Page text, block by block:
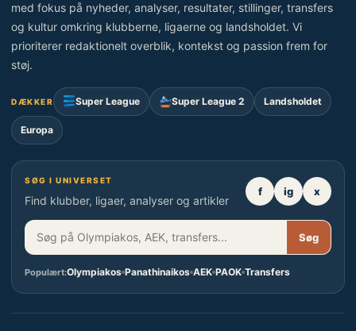
med fokus på nyheder, analyser, resultater, stillinger, transfers
og kultur omkring klubberne, ligaerne og landsholdet. Vi
prioriterer redaktionelt overblik, kontekst og passion frem for
støj.
DÆKKER Super League Super League 2 Landsholdet
Europa
SØG I UNIVERSET
Find klubber, ligaer, analyser og artikler
f ig x
Søg
Populært:Olympiakos Panathinaikos AEK PAOK Transfers